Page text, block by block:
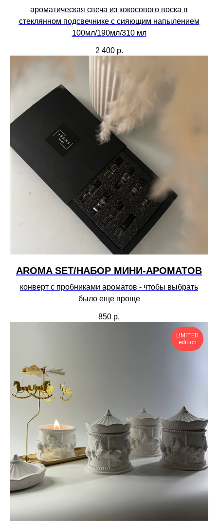
ароматическая свеча из кокосового воска в
стеклянном подсвечнике с сияющим напылением
100мл/190мл/310 мл
2 400 р.
AROMA SET/НАБОР МИНИ-АРОМАТОВ
конверт с пробниками ароматов - чтобы выбрать
было еще проще
850 р.
LIMITED
edition